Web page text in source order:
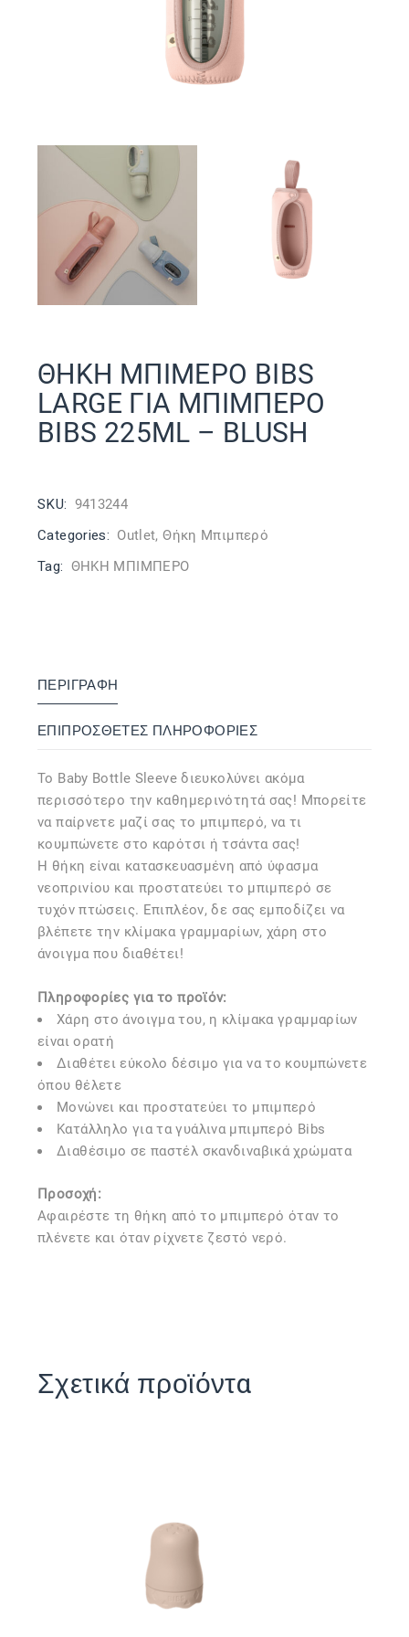
ΘΗΚΗ ΜΠΙΜΕΡΟ BIBS
LARGE ΓΙΑ ΜΠΙΜΠΕΡΟ
BIBS 225ML – BLUSH
SKU: 9413244
Categories: Outlet,Θήκη Μπιμπερό
Tag: ΘΗΚΗ ΜΠΙΜΠΕΡΟ
ΠΕΡΙΓΡΑΦΉ
ΕΠΙΠΡΌΣΘΕΤΕΣ ΠΛΗΡΟΦΟΡΊΕΣ
Το Baby Bottle Sleeve διευκολύνει ακόμα
περισσότερο την καθημερινότητά σας! Μπορείτε
να παίρνετε μαζί σας το μπιμπερό, να τι
κουμπώνετε στο καρότσι ή τσάντα σας!
Η θήκη είναι κατασκευασμένη από ύφασμα
νεοπρινίου και προστατεύει το μπιμπερό σε
τυχόν πτώσεις. Επιπλέον, δε σας εμποδίζει να
βλέπετε την κλίμακα γραμμαρίων, χάρη στο
άνοιγμα που διαθέτει!
Πληροφορίες για το προϊόν:
Χάρη στο άνοιγμα του, η κλίμακα γραμμαρίων
είναι ορατή
Διαθέτει εύκολο δέσιμο για να το κουμπώνετε
όπου θέλετε
Μονώνει και προστατεύει το μπιμπερό
Κατάλληλο για τα γυάλινα μπιμπερό Bibs
Διαθέσιμο σε παστέλ σκανδιναβικά χρώματα
Προσοχή:
Αφαιρέστε τη θήκη από το μπιμπερό όταν το
πλένετε και όταν ρίχνετε ζεστό νερό.
Σχετικά προϊόντα